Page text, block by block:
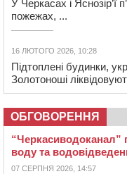
У Черкасах і
пожежах, ...
16 ЛЮТОГО 2026, 10:28
Підтоплені будинки,
Золотоноші
ОБГОВОРЕННЯ
“Черкасиводоканал”
воду та
07 СЕРПНЯ 2026, 14:57